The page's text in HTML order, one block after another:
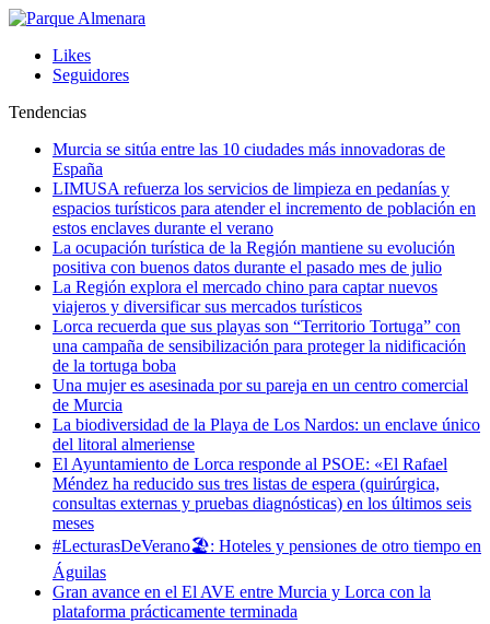
Likes
Seguidores
Tendencias
Murcia se sitúa entre las 10 ciudades más innovadoras de
España
LIMUSA refuerza los servicios de limpieza en pedanías y
espacios turísticos para atender el incremento de población en
estos enclaves durante el verano
La ocupación turística de la Región mantiene su evolución
positiva con buenos datos durante el pasado mes de julio
La Región explora el mercado chino para captar nuevos
viajeros y diversificar sus mercados turísticos
Lorca recuerda que sus playas son “Territorio Tortuga” con
una campaña de sensibilización para proteger la nidificación
de la tortuga boba
Una mujer es asesinada por su pareja en un centro comercial
de Murcia
La biodiversidad de la Playa de Los Nardos: un enclave único
del litoral almeriense
El Ayuntamiento de Lorca responde al PSOE: «El Rafael
Méndez ha reducido sus tres listas de espera (quirúrgica,
consultas externas y pruebas diagnósticas) en los últimos seis
meses
#LecturasDeVerano🏖: Hoteles y pensiones de otro tiempo en
Águilas
Gran avance en el El AVE entre Murcia y Lorca con la
plataforma prácticamente terminada